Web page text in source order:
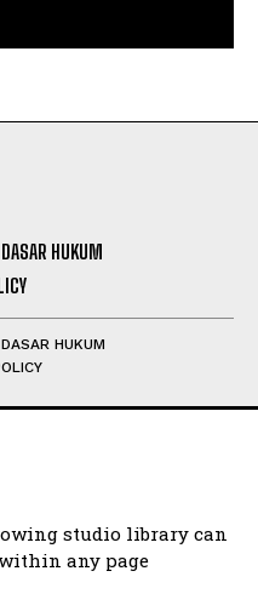
DASAR HUKUM
DASAR HUKUM
studio library can
any page